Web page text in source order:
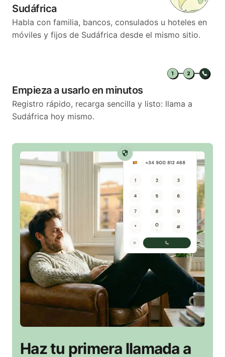
Sudáfrica
Habla con familia, bancos, consulados u hoteles en
móviles y fijos de Sudáfrica desde el mismo sitio.
Empieza a usarlo en minutos
Registro rápido, recarga sencilla y listo: llama a
Sudáfrica hoy mismo.
Haz tu primera llamada a